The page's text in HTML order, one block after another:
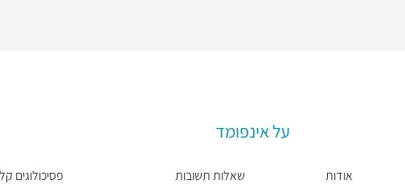
על אינפומד
אודות שאלות תשובות פסיכולוגים